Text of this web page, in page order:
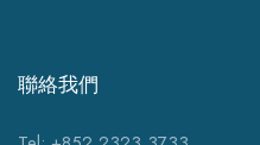
聯絡我們